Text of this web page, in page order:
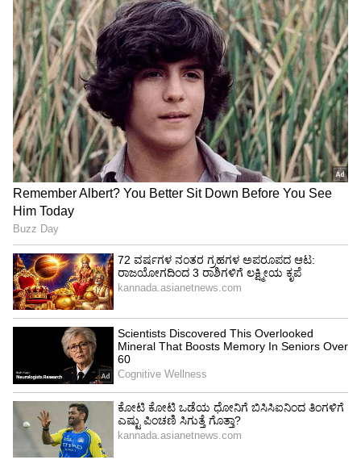
ಭೂಗರ್ಭದ ನೀರಿನ ಮಟ್ಟ ವಿಪರೀತ ಕುಸಿದಾಗ ಮಾತ್ರ ಈ
ಬೇರುಗಳಿಗೆ ಒತ್ತಡ (Water Stress) ಅನಿಸುತ್ತದೆ. ಈ
ನೀರಿನ ಒತ್ತಡವೇ ಮುಂದೆ ಬರುವ ಬರಗಾಲದ ಅಥವಾ ತೀವ್ರ
ಬೇಸಿಗೆಯ ಸೂಚನೆಯಾಗಿರುತ್ತದೆ. ಅದಕ್ಕಾಗಿಯೇ, ಯಾವ
ಬೇಸಿಗೆಯಲ್ಲಿ ನೇರಳೆಯ ಅಭೂತಪೂರ್ವ ಫಸಲು
ಬರುತ್ತದೆಯೋ, ಅದು ಪ್ರಕೃತಿಯು ಭವಿಷ್ಯದ ಶುಷ್ಕ ಕಾಲದ
ಬಗ್ಗೆ ನೀಡುವ ಎಚ್ಚರಿಕೆಯಾಗಿರುತ್ತದೆ.
ಸಂಕ್ಷಿಪ್ತವಾಗಿ ಹೇಳುವುದಾದರೆ...
ನೇರಳೆ ಮರ ಆತ್ಮಹತ್ಯೆ ಮಾಡಿಕೊಳ್ಳುವುದಿಲ್ಲ, ಬದಲಾಗಿ ತನ್ನ
ಬಲಿದಾನ ನೀಡಿ ತನ್ನ ಮುಂದಿನ ಪೀಳಿಗೆಗೆ (ಬೀಜಗಳಿಗೆ) ಜನ್ಮ
ನೀಡಲು ಪ್ರಯತ್ನಿಸುತ್ತಿರುತ್ತದೆ. ಪ್ರಕೃತಿಯ ಈ ಚಕ್ರ
ಬೆರಗುಗೊಳಿಸುವಂತಿದೆ. ಅಜ್ಜಿಯ ತಲೆಮಾರುಗಳ ನಿರೀಕ್ಷಣೆ
ಮತ್ತು ವಿಜ್ಞಾನದ ತತ್ವಗಳು ಇಲ್ಲಿ ತಂತೋತಂತ ಜೊತೆಯಾಗಿವೆ.
ಈ ವರ್ಷ ನೇರಳೆ ಹಣ್ಣಿನ ಸವಿಯನ್ನು ನೋಡಿ, ಆದರೆ ಪ್ರಕೃತಿ
ನೀಡಿದ ಈ 'ಬರಗಾಲದ' ಸೂಚನೆಯನ್ನು ಗಂಭೀರವಾಗಿ
ಪರಿಗಣಿಸಿ ನೀರು ಮತ್ತು ಸಂಪನ್ಮೂಲಗಳನ್ನು
ಜಾಗರೂಕತೆಯಿಂದ ಬಳಸುವ ಅಗತ್ಯವಿದೆ ಎಂದು ಈ
ಬರಹದಲ್ಲಿ ಸೂಚಿಸಲಾಗಿದೆ.
ಶೇ.50 ರಿಂದ ಶೇ.18 ಕ್ಕೆ TAX ಇಳಿಕೆ: ಮೋದಿ-
ಟ್ರಂಪ್ ಐತಿಹಾಸಿಕ ಒಪ್ಪಂದ | India US
Trade Deal | Party Rounds